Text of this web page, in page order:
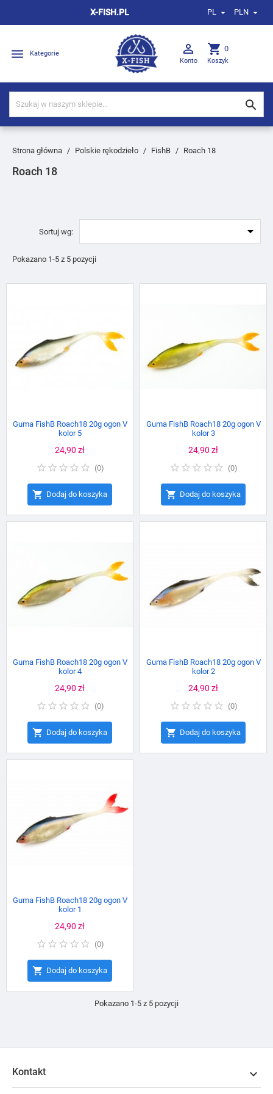
X-FISH.PL PL  PLN 
 Kategorie 
Konto
shopping_cart 0
Koszyk

Strona główna Polskie rękodzieło FishB Roach 18
Roach 18
Sortuj wg: 
Pokazano 1-5 z 5 pozycji
Guma FishB Roach18 20g ogon V
kolor 5
Cena
24,90 zł
(0)
 Dodaj do koszyka
Guma FishB Roach18 20g ogon V
kolor 3
Cena
24,90 zł
(0)
 Dodaj do koszyka
Guma FishB Roach18 20g ogon V
kolor 4
Cena
24,90 zł
(0)
 Dodaj do koszyka
Guma FishB Roach18 20g ogon V
kolor 2
Cena
24,90 zł
(0)
 Dodaj do koszyka
Guma FishB Roach18 20g ogon V
kolor 1
Cena
24,90 zł
(0)
 Dodaj do koszyka
Pokazano 1-5 z 5 pozycji
Kontakt 